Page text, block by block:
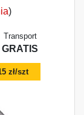
)
Transport
GRATIS
zł/szt